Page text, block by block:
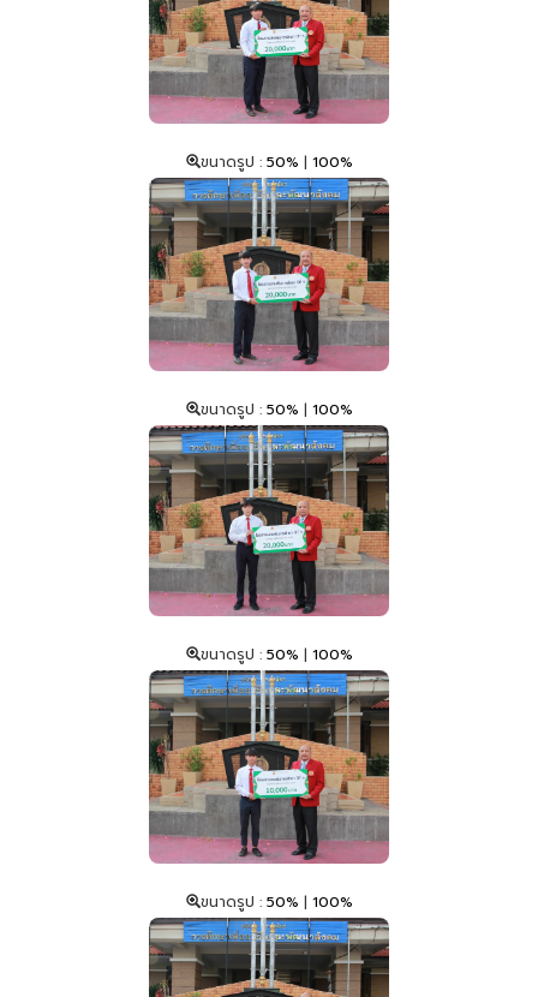
ขนาดรูป : 50% | 100%
ขนาดรูป : 50% | 100%
ขนาดรูป : 50% | 100%
ขนาดรูป : 50% | 100%